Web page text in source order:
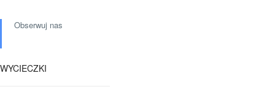
Obserwuj nas
WYCIECZKI